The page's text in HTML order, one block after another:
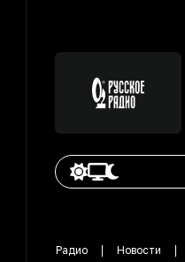
Радио Новости